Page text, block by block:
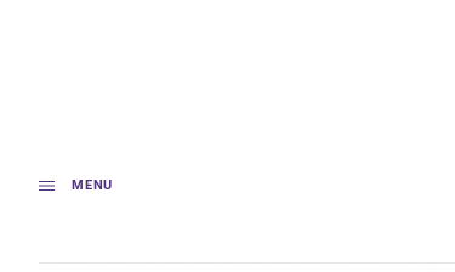
MENU
Accueil Le Tour des Cartes : les héros de l’ombre